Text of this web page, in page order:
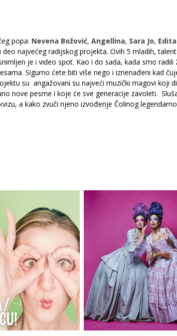
popa: Nevena Božović, Angellina, Sara Jo, Edita
najvećeg radijskog projekta. Ovih 5 mladih,
je i video spot. Kao i do sada, kada smo radili
Sigurno ćete biti više nego i iznenađeni kad
su angažovani su najveći muzički magovi koji
nove pesme i koje će sve generacije zavoleti.
a kako zvuči njeno izvođenje Čolinog